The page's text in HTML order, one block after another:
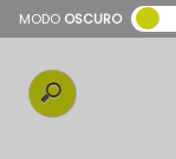
MODO OSCURO